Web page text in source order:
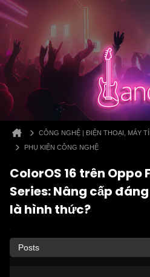
CÔNG NGHỆ | ĐIỆN THOẠI, MÁY
PHỤ KIỆN CÔNG NGHỆ
ColorOS 16 trên Oppo
Series: Nâng cấp
là hình thức?